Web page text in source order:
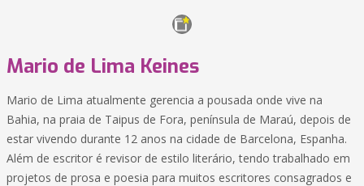
Mario de Lima Keines
Mario de Lima atualmente gerencia a pousada onde vive na
Bahia, na praia de Taipus de Fora, península de Maraú, depois de
estar vivendo durante 12 anos na cidade de Barcelona, Espanha.
Além de escritor é revisor de estilo literário, tendo trabalhado em
projetos de prosa e poesia para muitos escritores consagrados e